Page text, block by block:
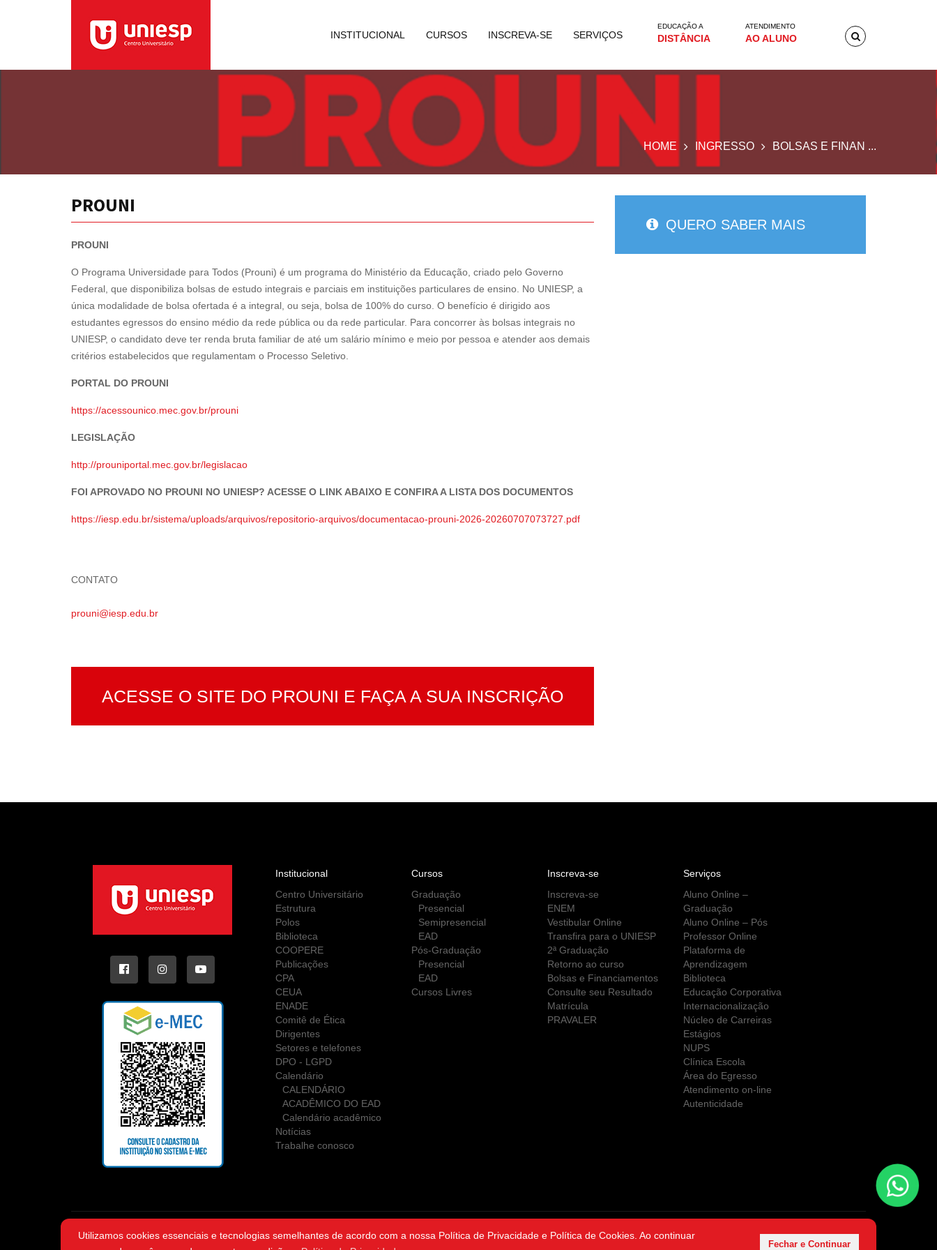
Utilizamos cookies essenciais e tecnologias semelhantes de acordo com a nossa Política de Privacidade e Política de Cookies. Ao continuar
Fechar e Continuar
INSTITUCIONAL CURSOS INSCREVA-SE SERVIÇOS
EDUCAÇÃO A
DISTÂNCIA
ATENDIMENTO
AO ALUNO
HOME INGRESSO BOLSAS E FINAN ...
PROUNI
PROUNI
O Programa Universidade para Todos (Prouni) é um programa do Ministério da Educação, criado pelo Governo
Federal, que disponibiliza bolsas de estudo integrais e parciais em instituições particulares de ensino. No UNIESP, a
única modalidade de bolsa ofertada é a integral, ou seja, bolsa de 100% do curso. O benefício é dirigido aos
estudantes egressos do ensino médio da rede pública ou da rede particular. Para concorrer às bolsas integrais no
UNIESP, o candidato deve ter renda bruta familiar de até um salário mínimo e meio por pessoa e atender aos demais
critérios estabelecidos que regulamentam o Processo Seletivo.
PORTAL DO PROUNI
https://acessounico.mec.gov.br/prouni
LEGISLAÇÃO
http://prouniportal.mec.gov.br/legislacao
FOI APROVADO NO PROUNI NO UNIESP? ACESSE O LINK ABAIXO E CONFIRA A LISTA DOS DOCUMENTOS
https://iesp.edu.br/sistema/uploads/arquivos/repositorio-arquivos/documentacao-prouni-2026-20260707073727.pdf
CONTATO
prouni@iesp.edu.br
ACESSE O SITE DO PROUNI E FAÇA A SUA INSCRIÇÃO
QUERO SABER MAIS
Institucional
Centro Universitário
Estrutura
Polos
Biblioteca
COOPERE
Publicações
CPA
CEUA
ENADE
Comitê de Ética
Dirigentes
Setores e telefones
DPO - LGPD
Calendário
CALENDÁRIO
ACADÊMICO DO EAD
Calendário acadêmico
Notícias
Trabalhe conosco
Cursos
Graduação
Presencial
Semipresencial
EAD
Pós-Graduação
Presencial
EAD
Cursos Livres
Inscreva-se
Inscreva-se
ENEM
Vestibular Online
Transfira para o UNIESP
2ª Graduação
Retorno ao curso
Bolsas e Financiamentos
Consulte seu Resultado
Matrícula
PRAVALER
Serviços
Aluno Online –
Graduação
Aluno Online – Pós
Professor Online
Plataforma de
Aprendizagem
Biblioteca
Educação Corporativa
Internacionalização
Núcleo de Carreiras
Estágios
NUPS
Clínica Escola
Área do Egresso
Atendimento on-line
Autenticidade
Copyright ©2026 Sociedade de Ensino Superior da Paraíba Sociedade Simples LTDA